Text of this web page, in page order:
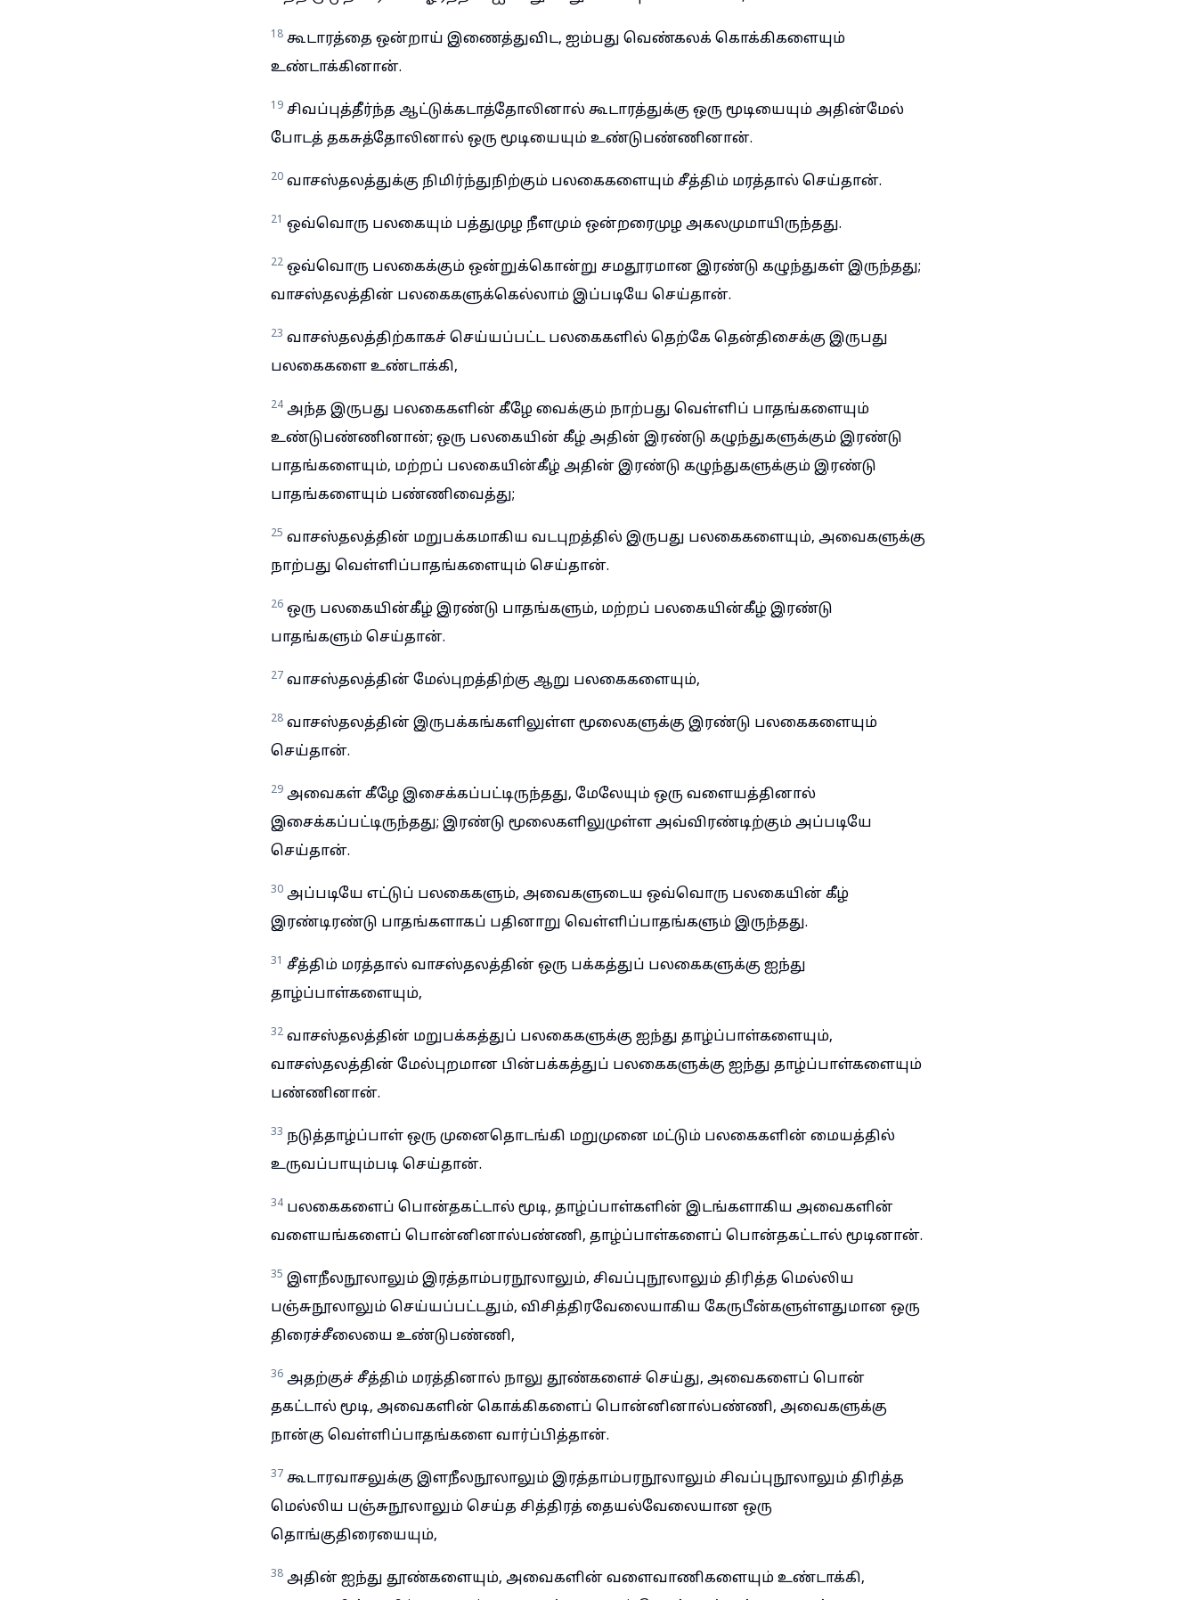
18 கூடாரத்தை ஒன்றாய் இணைத்துவிட, ஐம்பது வெண்கலக் கொக்கிகளையும்
உண்டாக்கினான்.
19 சிவப்புத்தீர்ந்த ஆட்டுக்கடாத்தோலினால் கூடாரத்துக்கு ஒரு மூடியையும் அதின்மேல்
போடத் தகசுத்தோலினால் ஒரு மூடியையும் உண்டுபண்ணினான்.
20 வாசஸ்தலத்துக்கு நிமிர்ந்துநிற்கும் பலகைகளையும் சீத்திம் மரத்தால் செய்தான்.
21 ஒவ்வொரு பலகையும் பத்துமுழ நீளமும் ஒன்றரைமுழ அகலமுமாயிருந்தது.
22 ஒவ்வொரு பலகைக்கும் ஒன்றுக்கொன்று சமதூரமான இரண்டு கழுந்துகள் இருந்தது;
வாசஸ்தலத்தின் பலகைகளுக்கெல்லாம் இப்படியே செய்தான்.
23 வாசஸ்தலத்திற்காகச் செய்யப்பட்ட பலகைகளில் தெற்கே தென்திசைக்கு இருபது
பலகைகளை உண்டாக்கி,
24 அந்த இருபது பலகைகளின் கீழே வைக்கும் நாற்பது வெள்ளிப் பாதங்களையும்
உண்டுபண்ணினான்; ஒரு பலகையின் கீழ் அதின் இரண்டு கழுந்துகளுக்கும் இரண்டு
பாதங்களையும், மற்றப் பலகையின்கீழ் அதின் இரண்டு கழுந்துகளுக்கும் இரண்டு
பாதங்களையும் பண்ணிவைத்து;
25 வாசஸ்தலத்தின் மறுபக்கமாகிய வடபுறத்தில் இருபது பலகைகளையும், அவைகளுக்கு
நாற்பது வெள்ளிப்பாதங்களையும் செய்தான்.
26 ஒரு பலகையின்கீழ் இரண்டு பாதங்களும், மற்றப் பலகையின்கீழ் இரண்டு
பாதங்களும் செய்தான்.
27 வாசஸ்தலத்தின் மேல்புறத்திற்கு ஆறு பலகைகளையும்,
28 வாசஸ்தலத்தின் இருபக்கங்களிலுள்ள மூலைகளுக்கு இரண்டு பலகைகளையும்
செய்தான்.
29 அவைகள் கீழே இசைக்கப்பட்டிருந்தது, மேலேயும் ஒரு வளையத்தினால்
இசைக்கப்பட்டிருந்தது; இரண்டு மூலைகளிலுமுள்ள அவ்விரண்டிற்கும் அப்படியே
செய்தான்.
30 அப்படியே எட்டுப் பலகைகளும், அவைகளுடைய ஒவ்வொரு பலகையின் கீழ்
இரண்டிரண்டு பாதங்களாகப் பதினாறு வெள்ளிப்பாதங்களும் இருந்தது.
31 சீத்திம் மரத்தால் வாசஸ்தலத்தின் ஒரு பக்கத்துப் பலகைகளுக்கு ஐந்து
தாழ்ப்பாள்களையும்,
32 வாசஸ்தலத்தின் மறுபக்கத்துப் பலகைகளுக்கு ஐந்து தாழ்ப்பாள்களையும்,
வாசஸ்தலத்தின் மேல்புறமான பின்பக்கத்துப் பலகைகளுக்கு ஐந்து தாழ்ப்பாள்களையும்
பண்ணினான்.
33 நடுத்தாழ்ப்பாள் ஒரு முனைதொடங்கி மறுமுனை மட்டும் பலகைகளின் மையத்தில்
உருவப்பாயும்படி செய்தான்.
34 பலகைகளைப் பொன்தகட்டால் மூடி, தாழ்ப்பாள்களின் இடங்களாகிய அவைகளின்
வளையங்களைப் பொன்னினால்பண்ணி, தாழ்ப்பாள்களைப் பொன்தகட்டால் மூடினான்.
35 இளநீலநூலாலும் இரத்தாம்பரநூலாலும், சிவப்புநூலாலும் திரித்த மெல்லிய
பஞ்சுநூலாலும் செய்யப்பட்டதும், விசித்திரவேலையாகிய கேருபீன்களுள்ளதுமான ஒரு
திரைச்சீலையை உண்டுபண்ணி,
36 அதற்குச் சீத்திம் மரத்தினால் நாலு தூண்களைச் செய்து, அவைகளைப் பொன்
தகட்டால் மூடி, அவைகளின் கொக்கிகளைப் பொன்னினால்பண்ணி, அவைகளுக்கு
நான்கு வெள்ளிப்பாதங்களை வார்ப்பித்தான்.
37 கூடாரவாசலுக்கு இளநீலநூலாலும் இரத்தாம்பரநூலாலும் சிவப்புநூலாலும் திரித்த
மெல்லிய பஞ்சுநூலாலும் செய்த சித்திரத் தையல்வேலையான ஒரு
தொங்குதிரையையும்,
38 அதின் ஐந்து தூண்களையும், அவைகளின் வளைவாணிகளையும் உண்டாக்கி,